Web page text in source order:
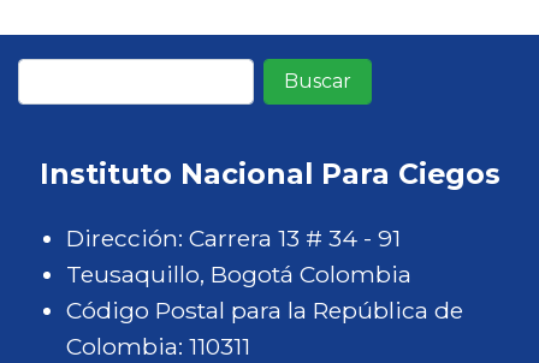
Instituto Nacional Para Ciegos
Dirección: Carrera 13 # 34 - 91
Teusaquillo, Bogotá Colombia
Código Postal para la República de
Colombia: 110311